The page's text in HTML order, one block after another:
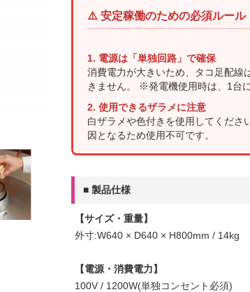
⚠️ 安定稼働のための必須ルール
1. 電源は「単独回路」で確保
消費電力が大きいため、タコ足配線
きません。 ※発電機使用時は、1台
2. 使用できるザラメに注意
白ザラメや色付きを使用してくださ
因となるため使用不可です。
■ 製品仕様
【サイズ・重量】
外寸:W640 × D640 × H800mm / 14kg
【電源・消費電力】
100V / 1200W(単独コンセント必須)